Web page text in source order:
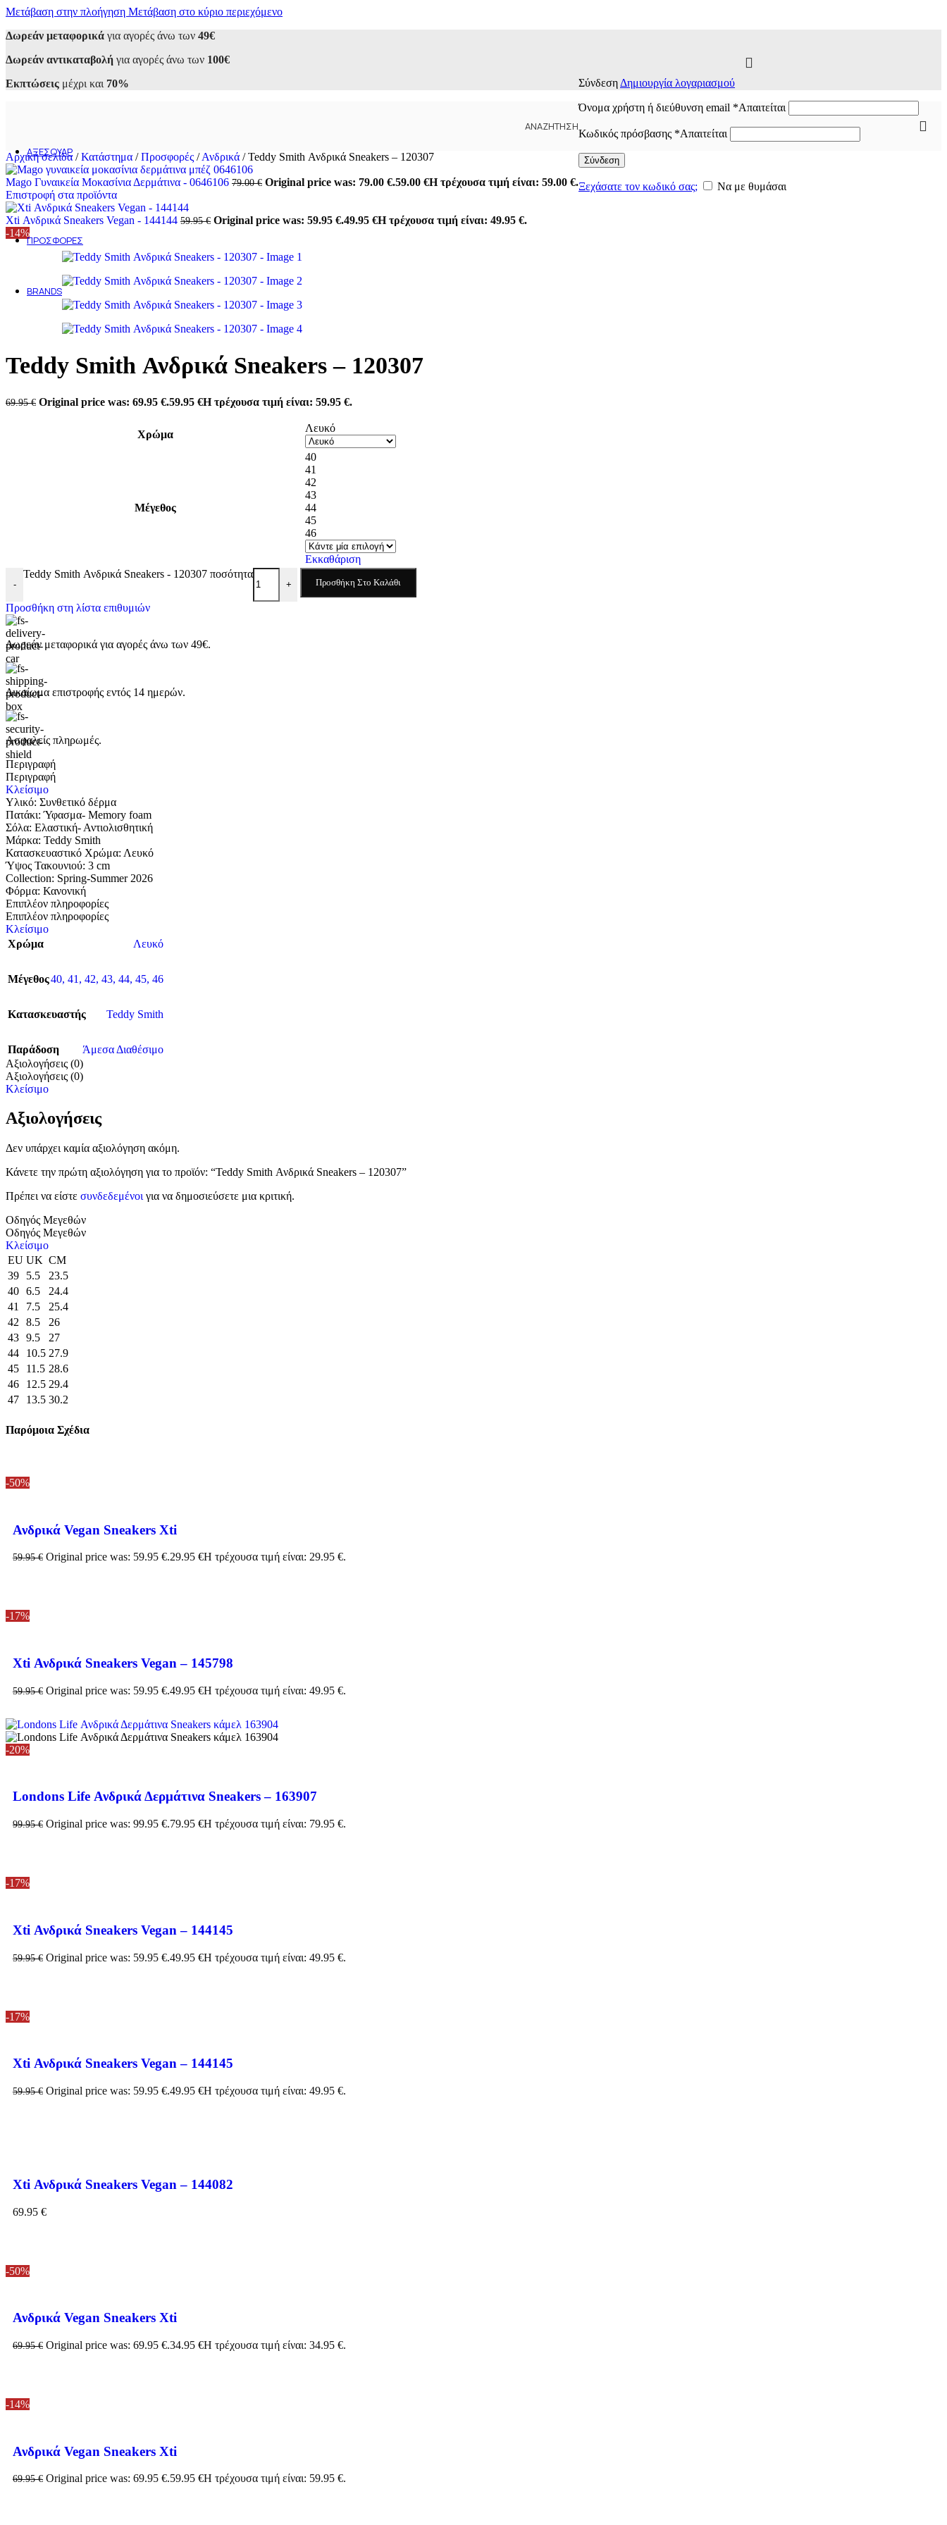
Μετάβαση στην πλοήγηση Μετάβαση στο κύριο περιεχόμενο
Δωρεάν μεταφορικά για αγορές άνω των 49€
Δωρεάν αντικαταβολή για αγορές άνω των 100€
Εκπτώσεις μέχρι και 70%
Sneakers
Casual
Oxfords
Σκαρπίνια
ΑΞΕΣΟΥΆΡ
Ανδρικά
Ανδρικά τσαντάκια
Ανδρικά πορτοφόλια
Γυναικεία
Γυναικείες Τσάντες
Γυναικεία Πορτοφόλια
ΠΡΟΣΦΟΡΈΣ
Ανδρικά
Γυναικεία
Outlet 50-70%
BRANDS
Alessandra Paggioti
Carmela
Dominique Shoes
Envie
Eris Shoes
Gian Marco Venturi
Zizel
ΑΝΑΖΉΤΗΣΗ
Σύνδεση Δημιουργία λογαριασμού
Όνομα χρήστη ή διεύθυνση email *Απαιτείται
Κωδικός πρόσβασης *Απαιτείται
Σύνδεση
Ξεχάσατε τον κωδικό σας; Να με θυμάσαι
Αρχική σελίδα / Κατάστημα / Προσφορές / Ανδρικά / Teddy Smith Ανδρικά Sneakers – 120307
Mago Γυναικεία Μοκασίνια Δερμάτινα - 0646106 79.00€ Original price was: 79.00 €.59.00 €Η τρέχουσα τιμή είναι: 59.00 €.
Επιστροφή στα προϊόντα
Xti Ανδρικά Sneakers Vegan - 144144 59.95€ Original price was: 59.95 €.49.95 €Η τρέχουσα τιμή είναι: 49.95 €.
-14%
Teddy Smith Ανδρικά Sneakers – 120307
69.95€ Original price was: 69.95 €.59.95 €Η τρέχουσα τιμή είναι: 59.95 €.
Χρώμα
Λευκό
Μέγεθος
40
41
42
43
44
45
46
Εκκαθάριση
-
Teddy Smith Ανδρικά Sneakers - 120307 ποσότητα
+ Προσθήκη Στο Καλάθι
Προσθήκη στη λίστα επιθυμιών
Δωρεάν μεταφορικά για αγορές άνω των 49€.
Δικαίωμα επιστροφής εντός 14 ημερών.
Ασφαλείς πληρωμές.
Περιγραφή
Περιγραφή
Κλείσιμο
Υλικό: Συνθετικό δέρμα
Πατάκι: Ύφασμα- Memory foam
Σόλα: Eλαστική- Αντιολισθητική
Μάρκα: Teddy Smith
Κατασκευαστικό Χρώμα: Λευκό
Ύψος Τακουνιού: 3 cm
Collection: Spring-Summer 2026
Φόρμα: Κανονική
Επιπλέον πληροφορίες
Επιπλέον πληροφορίες
Κλείσιμο
Χρώμα
Λευκό
Μέγεθος40, 41 , 42, 43, 44, 45, 46
Κατασκευαστής Teddy Smith
Παράδοση
Άμεσα Διαθέσιμο
Αξιολογήσεις (0)
Αξιολογήσεις (0)
Κλείσιμο
Αξιολογήσεις
Δεν υπάρχει καμία αξιολόγηση ακόμη.
Κάνετε την πρώτη αξιολόγηση για το προϊόν: “Teddy Smith Ανδρικά Sneakers – 120307”
Πρέπει να είστε συνδεδεμένοι για να δημοσιεύσετε μια κριτική.
Οδηγός Μεγεθών
Οδηγός Μεγεθών
Κλείσιμο
EU UK CM
39
5.5
23.5
40 6.5
24.4
41
7.5
25.4
42
8.5
26
43 9.5
27
44
10.5 27.9
45
11.5 28.6
46
12.5 29.4
47
13.5 30.2
Παρόμοια Σχέδια
-50%
Ανδρικά Vegan Sneakers Xti
59.95€ Original price was: 59.95 €.29.95 €Η τρέχουσα τιμή είναι: 29.95 €.
-17%
Xti Ανδρικά Sneakers Vegan – 145798
59.95€ Original price was: 59.95 €.49.95 €Η τρέχουσα τιμή είναι: 49.95 €.
-20%
Londons Life Ανδρικά Δερμάτινα Sneakers – 163907
99.95€ Original price was: 99.95 €.79.95 €Η τρέχουσα τιμή είναι: 79.95 €.
-17%
Xti Ανδρικά Sneakers Vegan – 144145
59.95€ Original price was: 59.95 €.49.95 €Η τρέχουσα τιμή είναι: 49.95 €.
-17%
Xti Ανδρικά Sneakers Vegan – 144145
59.95€ Original price was: 59.95 €.49.95 €Η τρέχουσα τιμή είναι: 49.95 €.
Xti Ανδρικά Sneakers Vegan – 144082
69.95 €
-50%
Ανδρικά Vegan Sneakers Xti
69.95€ Original price was: 69.95 €.34.95 €Η τρέχουσα τιμή είναι: 34.95 €.
-14%
Ανδρικά Vegan Sneakers Xti
69.95€ Original price was: 69.95 €.59.95 €Η τρέχουσα τιμή είναι: 59.95 €.